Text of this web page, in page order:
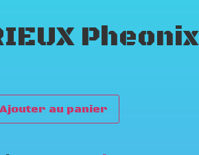
Pheonix
Ajouter au panier